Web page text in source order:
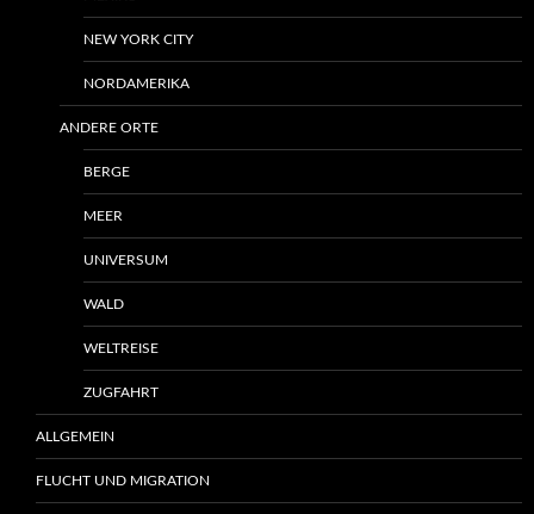
NEW YORK CITY
NORDAMERIKA
ANDERE ORTE
BERGE
MEER
UNIVERSUM
WALD
WELTREISE
ZUGFAHRT
ALLGEMEIN
FLUCHT UND MIGRATION